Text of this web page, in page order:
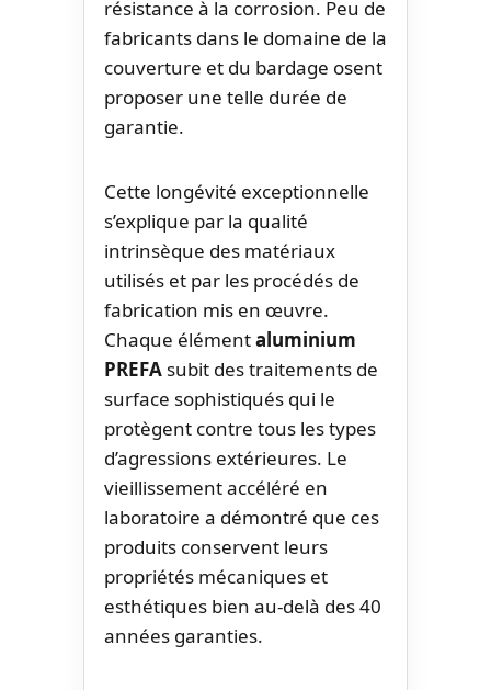
résistance à la corrosion. Peu de
fabricants dans le domaine de la
couverture et du bardage osent
proposer une telle durée de
garantie.
Cette longévité exceptionnelle
s’explique par la qualité
intrinsèque des matériaux
utilisés et par les procédés de
fabrication mis en œuvre.
Chaque élémentaluminium
PREFA subit des traitements de
surface sophistiqués qui le
protègent contre tous les types
d’agressions extérieures. Le
vieillissement accéléré en
laboratoire a démontré que ces
produits conservent leurs
propriétés mécaniques et
esthétiques bien au-delà des 40
années garanties.